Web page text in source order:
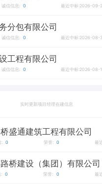
诚信信息: 0 最近中标:2026-09-
分包有限公司
诚信信息: 0 最近中标:2026-08-
工程有限公司
诚信信息: 0 最近中标:2026-08-
实时更新项目经理在建信息
盛通建筑工程有限公司
: 0 荣誉: 0 最
桥建设（集团）有限公司
: 0 荣誉: 0 最